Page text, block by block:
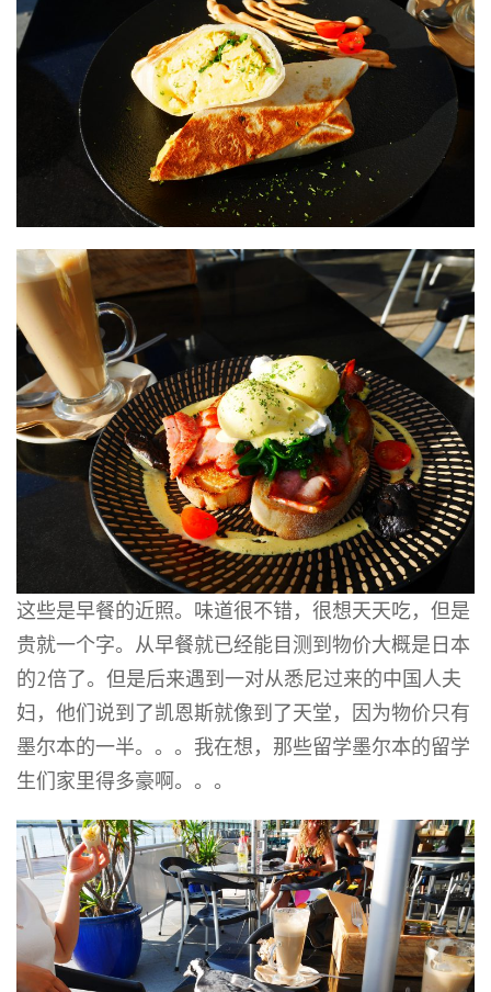
这些是早餐的近照。味道很不错，很想天天吃，但是
贵就一个字。从早餐就已经能目测到物价大概是日本
的2倍了。但是后来遇到一对从悉尼过来的中国人夫
妇，他们说到了凯恩斯就像到了天堂，因为物价只有
墨尔本的一半。。。我在想，那些留学墨尔本的留学
生们家里得多豪啊。。。